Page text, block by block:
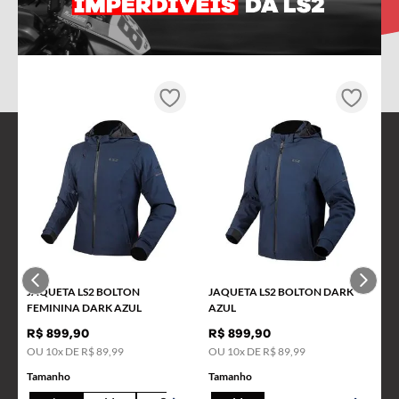
JAQUETA LS2 BOLTON
FEMININA DARK AZUL
R$ 899,90
OU 10x DE R$89 99
Tamanho
JAQUETA LS2 BOLTON DARK
AZUL
R$ 899,90
OU 10x DE R$89 99
Tamanho
Always Ahead
INSTITUCIONAL
FAQ
º starwar
10º capacete masculino